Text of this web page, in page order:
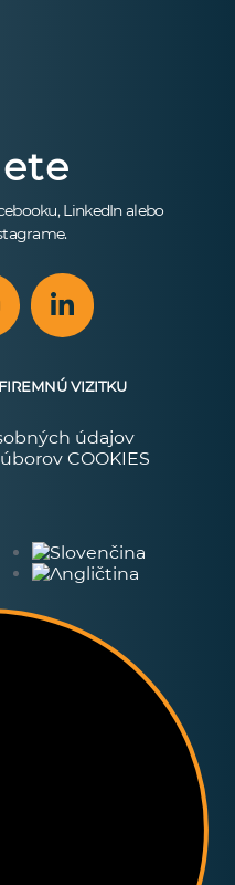
LinkedIn alebo
VIZITKU
údajov
COOKIES